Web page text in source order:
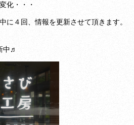
化・・・
に４回、情報を更新させて頂きます。
中♬